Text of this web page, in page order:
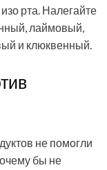
рта. Налегайте
лаймовый,
и клюквенный.
не помогли
бы не